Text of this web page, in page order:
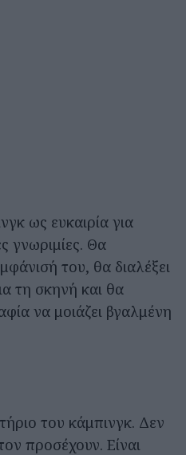
ως ευκαιρία για
γνωριμίες. Θα
του, θα διαλέξει
τη σκηνή και θα
να μοιάζει βγαλμένη
του κάμπινγκ. Δεν
προσέχουν. Είναι